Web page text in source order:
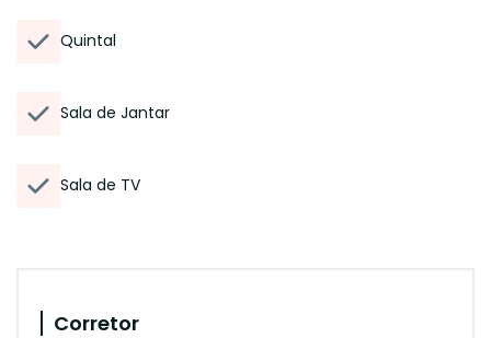
Quintal
Sala de Jantar
Sala de TV
Corretor